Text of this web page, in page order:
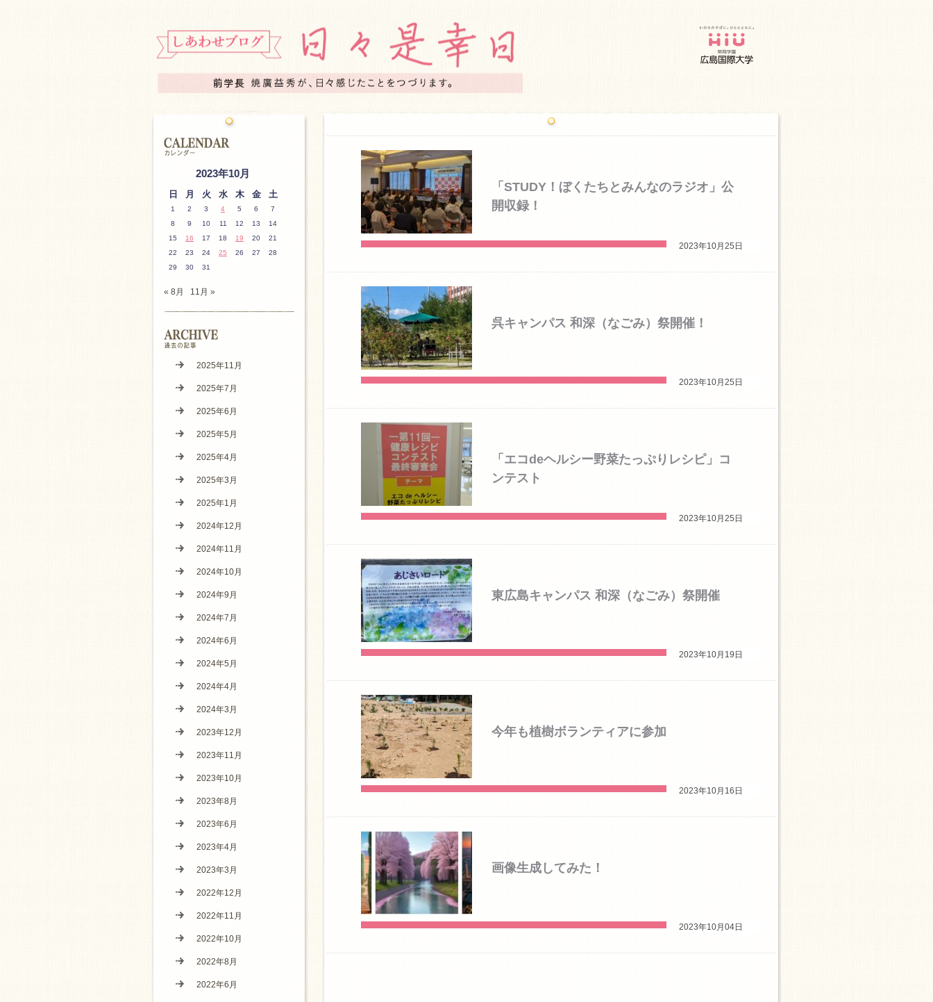
「STUDY！ぼくたちとみんなのラジオ」公
開収録！
2023年10月25日
呉キャンパス 和深（なごみ）祭開催！
2023年10月25日
「エコdeヘルシー野菜たっぷりレシピ」コ
ンテスト
2023年10月25日
東広島キャンパス 和深（なごみ）祭開催
2023年10月19日
今年も植樹ボランティアに参加
2023年10月16日
画像生成してみた！
2023年10月04日
2023年10月
日 月 火 水 木 金 土
1 2 3 4 5 6
7
8
9 10 11 12 13
14
15
16 17 18 19 20
21
22
23 24 25 26 27
28
29
30 31
« 8月 11月 »
2025年11月
2025年7月
2025年6月
2025年5月
2025年4月
2025年3月
2025年1月
2024年12月
2024年11月
2024年10月
2024年9月
2024年7月
2024年6月
2024年5月
2024年4月
2024年3月
2023年12月
2023年11月
2023年10月
2023年8月
2023年6月
2023年4月
2023年3月
2022年12月
2022年11月
2022年10月
2022年8月
2022年6月